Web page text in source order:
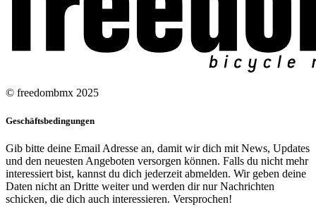
© freedombmx 2025
Geschäftsbedingungen
Gib bitte deine Email Adresse an, damit wir dich mit News, Updates
und den neuesten Angeboten versorgen können. Falls du nicht mehr
interessiert bist, kannst du dich jederzeit abmelden. Wir geben deine
Daten nicht an Dritte weiter und werden dir nur Nachrichten
schicken, die dich auch interessieren. Versprochen!